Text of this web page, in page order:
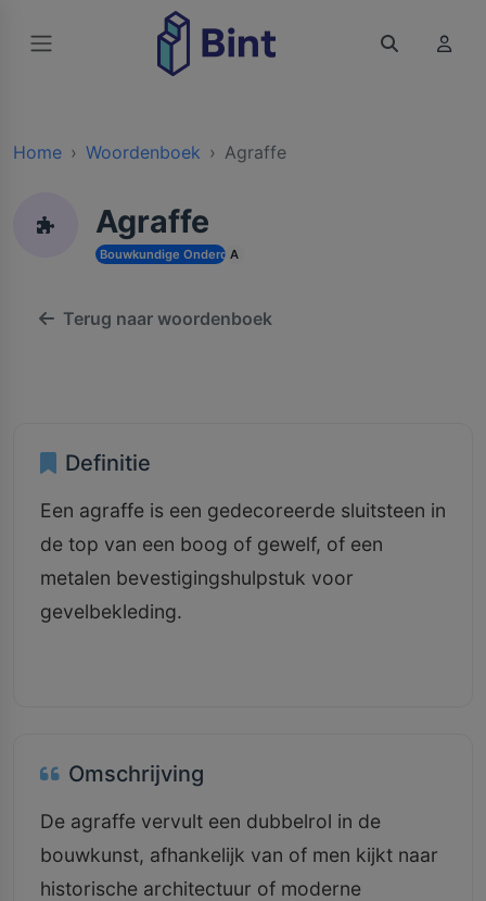
Home Woordenboek Agraffe
Agraffe
Bouwkundige Onderdelen en Toebehoren
A
Terug naar woordenboek
Definitie
Een agraffe is een gedecoreerde sluitsteen in
de top van een boog of gewelf, of een
metalen bevestigingshulpstuk voor
gevelbekleding.
Omschrijving
De agraffe vervult een dubbelrol in de
bouwkunst, afhankelijk van of men kijkt naar
historische architectuur of moderne